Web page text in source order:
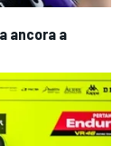
ancora a